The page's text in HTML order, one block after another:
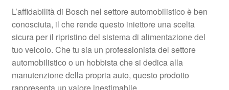
Rimostranza
Spedizione in tutto il mondo
Termini e condizioni
L’affidabilità di Bosch nel settore automobilistico è ben
conosciuta, il che rende questo iniettore una scelta
sicura per il ripristino del sistema di alimentazione del
tuo veicolo. Che tu sia un professionista del settore
automobilistico o un hobbista che si dedica alla
manutenzione della propria auto, questo prodotto